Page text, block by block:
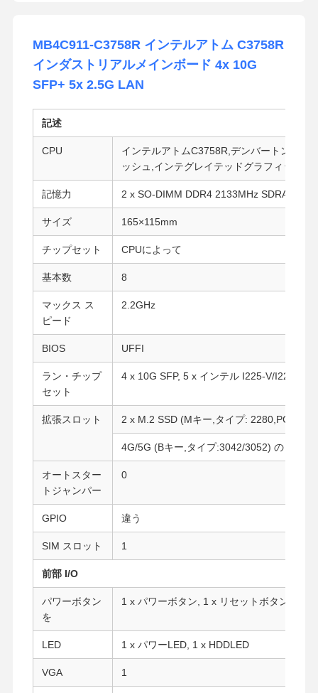
MB4C911-C3758R インテルアトム C3758R
インダストリアルメインボード 4x 10G
SFP+ 5x 2.5G LAN
記述
CPU
インテルアトムC3758R,デンバートン,8コ
ッシュ,インテグレイテッドグラフィックな
記憶力 2 x SO-DIMM DDR4 2133MHz SDRAM
サイズ 165×115mm
チップセット CPUによって
基本数 8
マックス ス
ピード
2.2GHz
BIOS UFFI
ラン・チップ
セット
4 x 10G SFP, 5 x インテル I225-V/I226-V
拡張スロット 2 x M.2 SSD (Mキー,タイプ: 2280,PCIe
4G/5G (Bキー,タイプ:3042/3052) の 1 x
オートスター
トジャンパー
0
GPIO 違う
SIM スロット 1
前部 I/O
パワーボタン
を
1 x パワーボタン, 1 x リセットボタン
LED 1 x パワーLED, 1 x HDDLED
VGA 1